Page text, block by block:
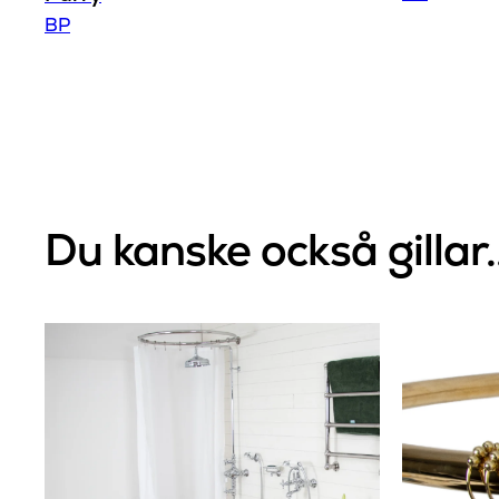
BP
Du kanske också